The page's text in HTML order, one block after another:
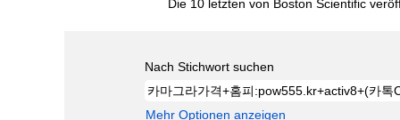
Die 10 letzten von Boston Scientific
Nach Stichwort suchen
Mehr Optionen anzeigen